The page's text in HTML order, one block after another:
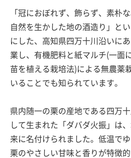
「冠におぼれず、飾らず、素朴
自然を生かした地の酒造り」と
にした、高知県四万十川沿いに
業し、有機肥料と紙マルチ(一面
苗を植える栽培法)による無農薬
いることでも知られています。
県内随一の栗の産地である四万
して生まれた「ダバダ火振」は
来に名付けられました。低温で
栗のやさしい甘味と香りが特徴的